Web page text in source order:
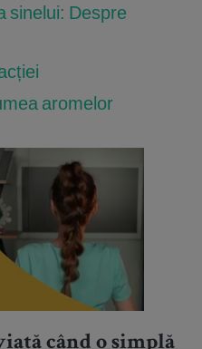
sinelui: Despre
aromelor
când o simplă